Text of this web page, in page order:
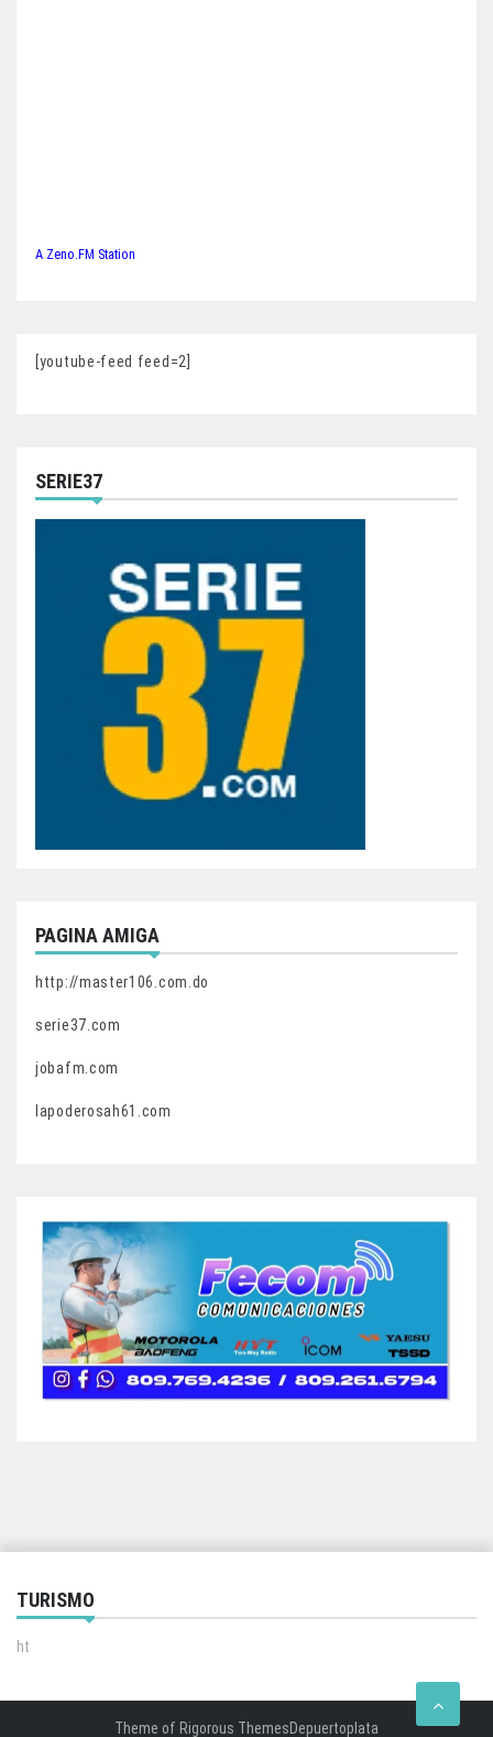
A Zeno.FM Station
[youtube-feed feed=2]
SERIE37
PAGINA AMIGA
http://master106.com.do
serie37.com
jobafm.com
lapoderosah61.com
TURISMO
ht
Theme of Rigorous ThemesDepuertoplata